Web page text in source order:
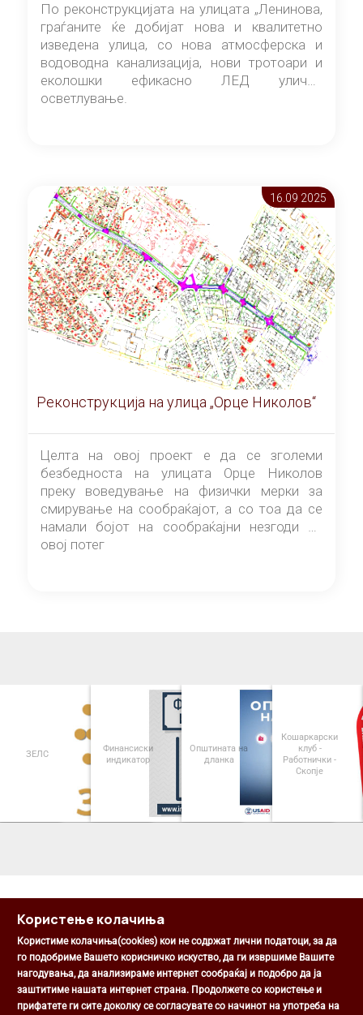
По реконструкцијата на улицата „Ленинова,
граѓаните ќе добијат нова и квалитетно
изведена улица, со нова атмосферска и
водоводна канализација, нови тротоари и
еколошки ефикасно ЛЕД улично
осветлување.
16.09 2025
Реконструкција на улица „Орце Николов“
Целта на овој проект е да се зголеми
безбедноста на улицата Орце Николов
преку воведување на физички мерки за
смирување на сообраќајот, а со тоа да се
намали бојот на сообраќајни незгоди на
овој потег
ЗЕЛС
Финансиски
индикатор
Општината на
дланка
Кошаркарски
клуб -
Работнички -
Скопје
Општина Центар
Михаил Цоков бр. 1, Скопје
Користење колачиња
Користиме колачиња(cookies) кои не содржат лични податоци, за да
го подобриме Вашето корисничко искуство, да ги извршиме Вашите
нагодувања, да анализираме интернет сообраќај и подобро да ја
заштитиме нашата интернет страна. Продолжете со користење и
прифатете ги сите доколку се согласувате со начинот на употреба на